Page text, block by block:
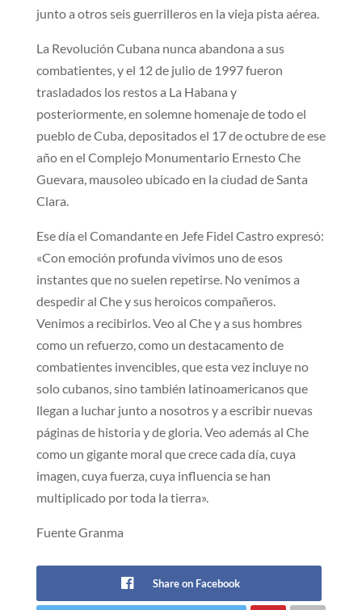
junto a otros seis guerrilleros en la vieja pista aérea.
La Revolución Cubana nunca abandona a sus
combatientes, y el 12 de julio de 1997 fueron
trasladados los restos a La Habana y
posteriormente, en solemne homenaje de todo el
pueblo de Cuba, depositados el 17 de octubre de ese
año en el Complejo Monumentario Ernesto Che
Guevara, mausoleo ubicado en la ciudad de Santa
Clara.
Ese día el Comandante en Jefe Fidel Castro expresó:
«Con emoción profunda vivimos uno de esos
instantes que no suelen repetirse. No venimos a
despedir al Che y sus heroicos compañeros.
Venimos a recibirlos. Veo al Che y a sus hombres
como un refuerzo, como un destacamento de
combatientes invencibles, que esta vez incluye no
solo cubanos, sino también latinoamericanos que
llegan a luchar junto a nosotros y a escribir nuevas
páginas de historia y de gloria. Veo además al Che
como un gigante moral que crece cada día, cuya
imagen, cuya fuerza, cuya influencia se han
multiplicado por toda la tierra».
Fuente Granma
Share on Facebook